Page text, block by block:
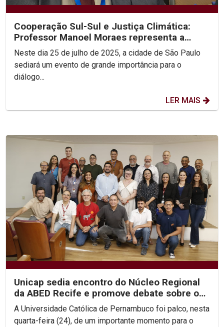
Cooperação Sul-Sul e Justiça Climática:
Professor Manoel Moraes representa a
UNICAP em sua 2ª...
Neste dia 25 de julho de 2025, a cidade de São Paulo
sediará um evento de grande importância para o
diálogo...
LER MAIS
Unicap sedia encontro do Núcleo Regional
da ABED Recife e promove debate sobre os
rumos da EAD no...
A Universidade Católica de Pernambuco foi palco, nesta
quarta-feira (24), de um importante momento para o